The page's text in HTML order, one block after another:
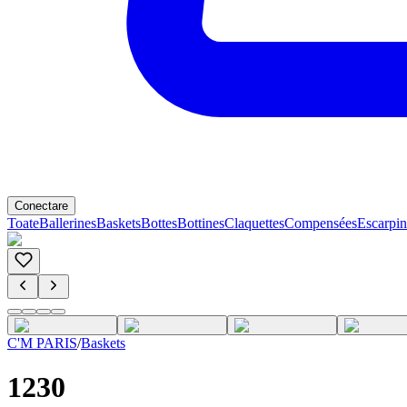
Conectare
ToateBallerinesBasketsBottesBottinesClaquettesCompensées
C'M PARIS/Baskets
1230